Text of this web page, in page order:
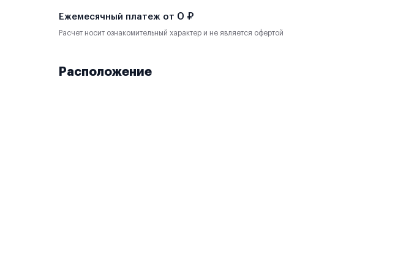
Ежемесячный платеж от 0 ₽
Расчет носит ознакомительный характер и не является офертой
Расположение